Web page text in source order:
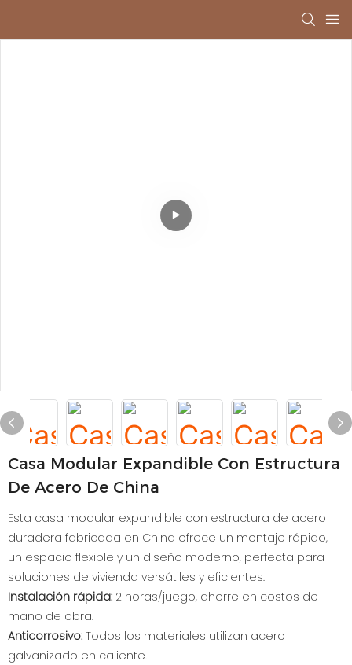
Casa Modular Expandible Con Estructura
De Acero De China
Esta casa modular expandible con estructura de acero
duradera fabricada en China ofrece un montaje rápido,
un espacio flexible y un diseño moderno, perfecta para
soluciones de vivienda versátiles y eficientes.
Instalación rápida: 2 horas/juego, ahorre en costos de
mano de obra.
Anticorrosivo: Todos los materiales utilizan acero
galvanizado en caliente.